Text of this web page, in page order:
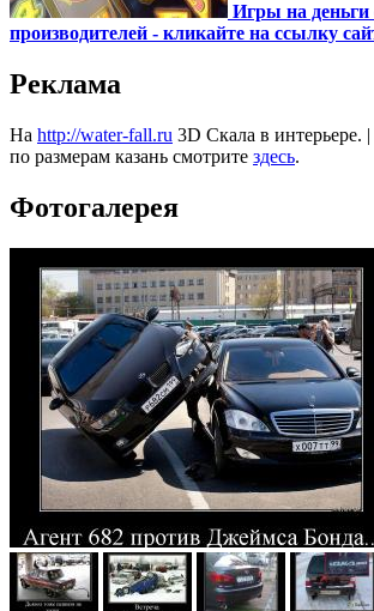
Игры на
производителей - кликайте на ссылку
Реклама
На http://water-fall.ru 3D Скала в интерьере.
по размерам казань смотрите здесь.
Фотогалерея